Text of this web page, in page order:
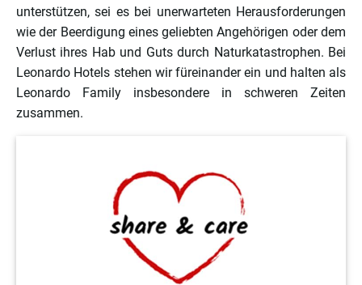
unterstützen, sei es bei unerwarteten Herausforderungen
wie der Beerdigung eines geliebten Angehörigen oder dem
Verlust ihres Hab und Guts durch Naturkatastrophen. Bei
Leonardo Hotels stehen wir füreinander ein und halten als
Leonardo Family insbesondere in schweren Zeiten
zusammen.